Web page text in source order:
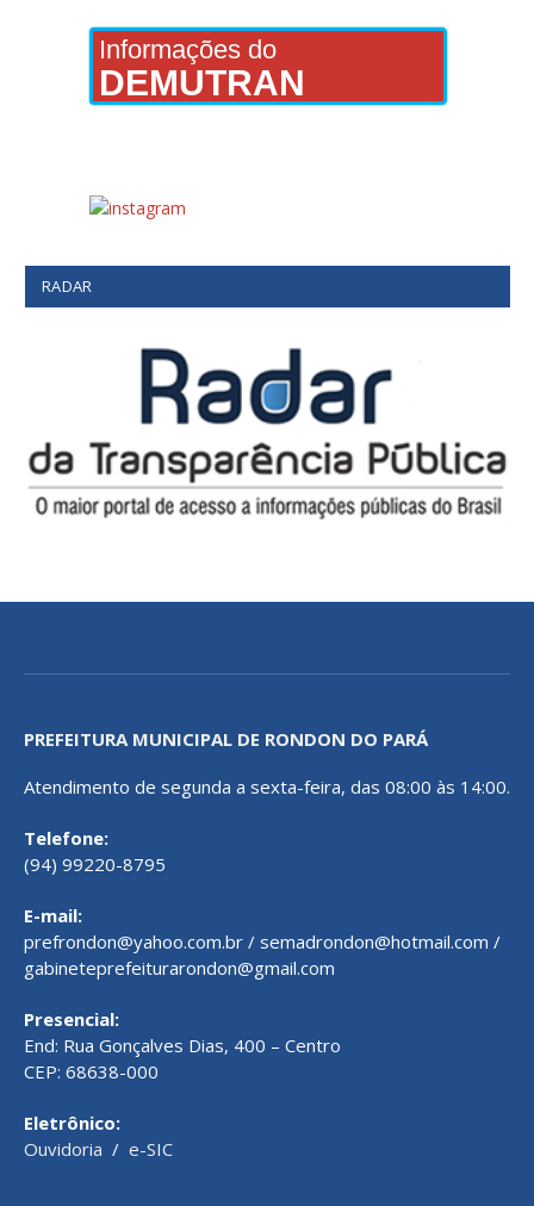
Informações do
DEMUTRAN
RADAR
PREFEITURA MUNICIPAL DE RONDON DO PARÁ
Atendimento de segunda a sexta-feira, das 08:00 às 14:00.
Telefone:
(94) 99220-8795
E-mail:
prefrondon@yahoo.com.br / semadrondon@hotmail.com /
gabineteprefeiturarondon@gmail.com
Presencial:
End: Rua Gonçalves Dias, 400 – Centro
CEP: 68638-000
Eletrônico:
Ouvidoria / e-SIC